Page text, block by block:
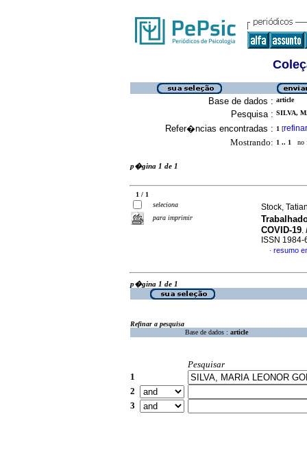
Base de dados : article
Pesquisa : SILVA,
Refer�ncias encontradas : 1 [refinar
Mostrando: 1 .. 1 no
p�gina 1 de 1
1 / 1
seleciona
para imprimir
Stock,
COVID-19.
ISSN 1984-
· resumo
p�gina 1 de 1
Refinar a pesquisa
Base de dados : article
Pesquisar
1
2
3